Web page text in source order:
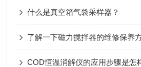
什么是真空箱气袋采样器？
了解一下磁力搅拌器的维修保养
COD恒温消解仪的应用步骤是怎